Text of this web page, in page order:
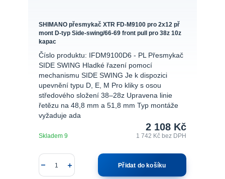
SHIMANO přesmykač XTR FD-M9100 pro 2x12 př
mont D-typ Side-swing/66-69 front pull pro 38z 10z
kapac
Číslo produktu: IFDM9100D6 - PL Přesmykač
SIDE SWING Hladké řazení pomocí
mechanismu SIDE SWING Je k dispozici
upevnění typu D, E, M Pro kliky s osou
středového složení 38–28z Upravena linie
řetězu na 48,8 mm a 51,8 mm Typ montáže
vyžaduje ada
2 108 Kč
1 742 Kč bez DPH
Skladem 9
Přidat do košíku